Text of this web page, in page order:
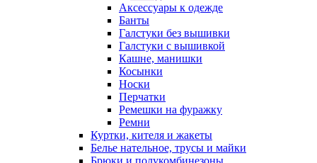
Аксессуары к одежде
Банты
Галстуки без вышивки
Галстуки с вышивкой
Кашне, манишки
Косынки
Носки
Перчатки
Ремешки на фуражку
Ремни
Куртки, кителя и жакеты
Белье нательное, трусы и майки
Брюки и полукомбинезоны